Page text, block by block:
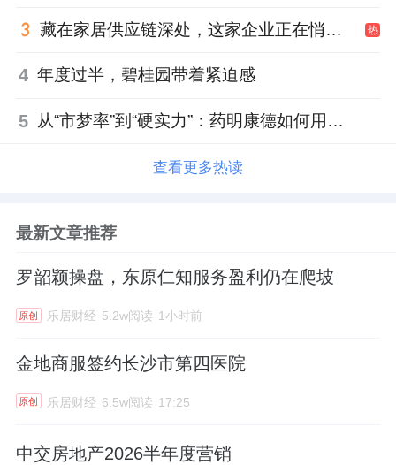
藏在家居供应链深处，这家企业正在悄悄转型 热
4 年度过半，碧桂园带着紧迫感
5 从“市梦率”到“硬实力”：药明康德如何用业绩填平2021年估值鸿沟？
查看更多热读
最新文章推荐
罗韶颖操盘，东原仁知服务盈利仍在爬坡
原创 乐居财经 5.2w阅读 1小时前
金地商服签约长沙市第四医院
原创 乐居财经 6.5w阅读 17:25
中交房地产2026半年度营销